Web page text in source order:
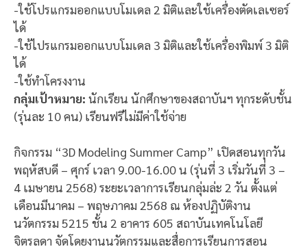
-ใช้โปรแกรมออกแบบโมเดล 2 มิติและใช้เครื่องตัดเลเซอร์
ได้
-ใช้ไปรแกรมออกแบบโมเดล 3 มิติและใช้เครื่องพิมพ์ 3 มิติ
ได้
-ใช้ทำโครงงาน
กลุ่มเป้าหมาย: นักเรียน นักศึกษาของสถาบันฯ ทุกระดับชั้น
(รุ่นละ 10 คน) เรียนฟรีไม่มีค่าใช้จ่าย
กิจกรรม “3D Modeling Summer Camp” เปิดสอนทุกวัน
พฤหัสบดี – ศุกร์ เวลา 9.00-16.00 น (รุ่นที่ 3 เริ่มวันที่ 3 –
4 เมษายน 2568) ระยะเวลาการเรียนกลุ่มล่ะ 2 วัน ตั้งแต่
เดือนมีนาคม – พฤษภาคม 2568 ณ ห้องปฏิบัติงาน
นวัตกรรม 5215 ชั้น 2 อาคาร 605 สถาบันเทคโนโลยี
จิตรลดา จัดโดยงานนวัตกรรมและสื่อการเรียนการสอน